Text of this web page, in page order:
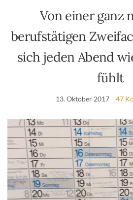
Von einer ganz
berufstätigen
sich jeden Abend
fühlt
13. Oktober 2017 47